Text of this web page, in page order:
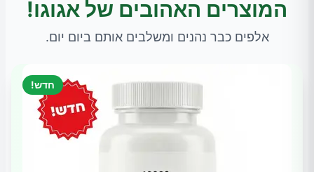
המוצרים האהובים של אגוגו!
אלפים כבר נהנים ומשלבים אותם ביום יום.
חדש!